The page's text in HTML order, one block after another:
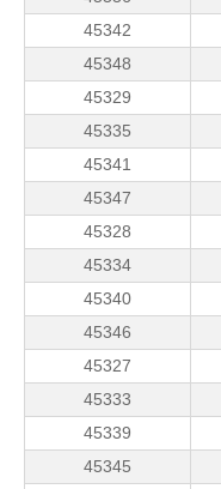
45342
45348
45329
45335
45341
45347
45328
45334
45340
45346
45327
45333
45339
45345